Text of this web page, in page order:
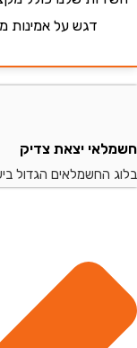
דגש על אמינות
יצאת צדיק
הגדול בישראל!